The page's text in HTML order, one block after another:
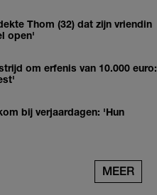
Thom (32) dat zijn vriendin
open'
om erfenis van 10.000 euro:
bij verjaardagen: 'Hun
MEER